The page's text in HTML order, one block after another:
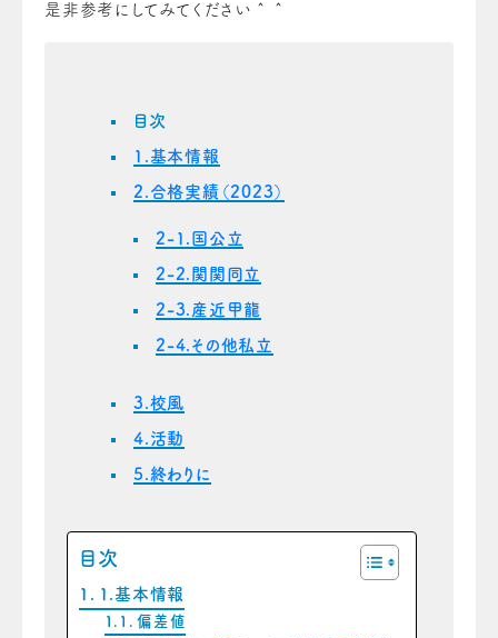
是非参考にしてみてください＾＾
目次
1.基本情報
2.合格実績（2023）
2-1.国公立
2-2.関関同立
2-3.産近甲龍
2-4.その他私立
3.校風
4.活動
5.終わりに
目次
1.基本情報
偏差値